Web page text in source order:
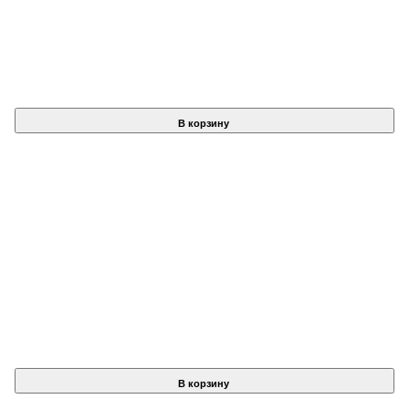
В корзину
В корзину